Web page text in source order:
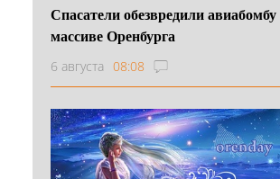
Спасатели обезвредили
массиве Оренбурга
6 августа 08:08